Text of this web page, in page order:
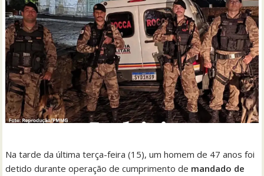
Na tarde da última terça-feira (15), um homem de 47 anos foi
detido durante operação de cumprimento de mandado de